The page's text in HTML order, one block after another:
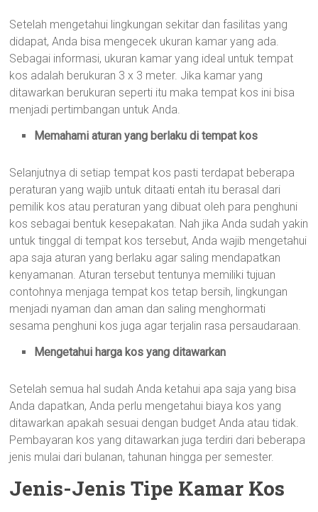
Setelah mengetahui lingkungan sekitar dan fasilitas yang
didapat, Anda bisa mengecek ukuran kamar yang ada.
Sebagai informasi, ukuran kamar yang ideal untuk tempat
kos adalah berukuran 3 x 3 meter. Jika kamar yang
ditawarkan berukuran seperti itu maka tempat kos ini bisa
menjadi pertimbangan untuk Anda.
Memahami aturan yang berlaku di tempat kos
Selanjutnya di setiap tempat kos pasti terdapat beberapa
peraturan yang wajib untuk ditaati entah itu berasal dari
pemilik kos atau peraturan yang dibuat oleh para penghuni
kos sebagai bentuk kesepakatan. Nah jika Anda sudah yakin
untuk tinggal di tempat kos tersebut, Anda wajib mengetahui
apa saja aturan yang berlaku agar saling mendapatkan
kenyamanan. Aturan tersebut tentunya memiliki tujuan
contohnya menjaga tempat kos tetap bersih, lingkungan
menjadi nyaman dan aman dan saling menghormati
sesama penghuni kos juga agar terjalin rasa persaudaraan.
Mengetahui harga kos yang ditawarkan
Setelah semua hal sudah Anda ketahui apa saja yang bisa
Anda dapatkan, Anda perlu mengetahui biaya kos yang
ditawarkan apakah sesuai dengan budget Anda atau tidak.
Pembayaran kos yang ditawarkan juga terdiri dari beberapa
jenis mulai dari bulanan, tahunan hingga per semester.
Jenis-Jenis Tipe Kamar Kos